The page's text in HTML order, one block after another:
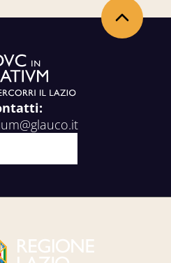
Torna in alto